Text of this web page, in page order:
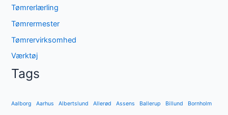
Tømrerlærling
Tømrermester
Tømrervirksomhed
Værktøj
Tags
Aalborg Aarhus Albertslund Allerød Assens Ballerup Billund Bornholm